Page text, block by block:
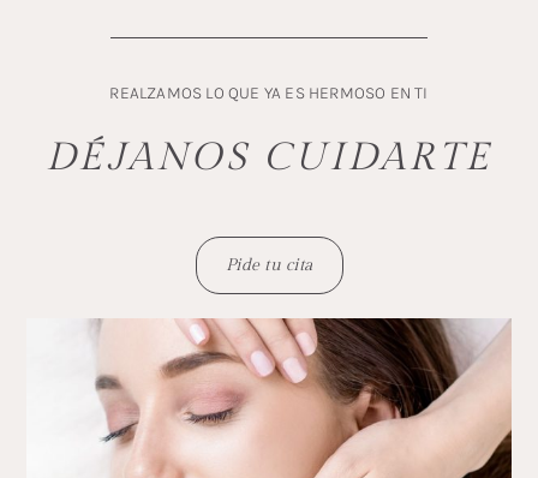
REALZAMOS LO QUE YA ES HERMOSO EN TI
DÉJANOS CUIDARTE
Pide tu cita